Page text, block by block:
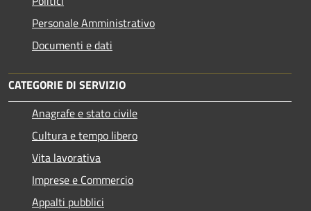
Personale Amministrativo
Documenti e dati
CATEGORIE DI SERVIZIO
Anagrafe e stato civile
Cultura e tempo libero
Vita lavorativa
Imprese e Commercio
Appalti pubblici